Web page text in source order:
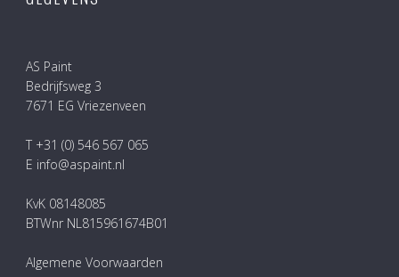
AS Paint
Bedrijfsweg 3
7671 EG Vriezenveen
T +31 (0) 546 567 065
E info@aspaint.nl
KvK 08148085
BTWnr NL815961674B01
Algemene Voorwaarden